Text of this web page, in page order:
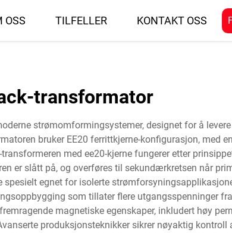
OSS TILFELLER KONTAKT OSS
transformator
strømomformingsystemer, designet for å
bruker EE20 ferrittkjerne-konfigurasjon, med
med ee20-kjerne fungerer etter
er slått på, og overføres til sekundærkretsen når
egnet for isolerte
som tillater flere utgangsspenninger
magnetiske egenskaper, inkludert høy
produksjonsteknikker sikrer nøyaktig kontroll